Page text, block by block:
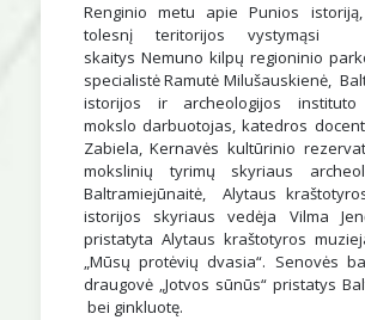
Renginio metu apie Punios
tolesnį teritorijos vystymąsi
skaitys Nemuno kilpų regioninio
specialistė Ramutė Milušauskienė,
istorijos ir archeologijos instituto
mokslo darbuotojas, katedros
Zabiela, Kernavės kultūrinio
mokslinių tyrimų skyriaus
Baltramiejūnaitė, Alytaus
istorijos skyriaus vedėja Vilma
pristatyta Alytaus kraštotyros
„Mūsų protėvių dvasia“. Senovės
draugovė „Jotvos sūnūs“ pristatys
bei ginkluotę.